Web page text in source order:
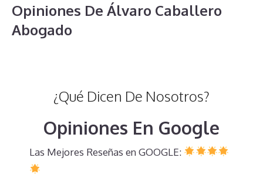
Opiniones De Álvaro Caballero
Abogado
¿Qué Dicen De Nosotros?
Opiniones En Google
Las Mejores Reseñas en GOOGLE: